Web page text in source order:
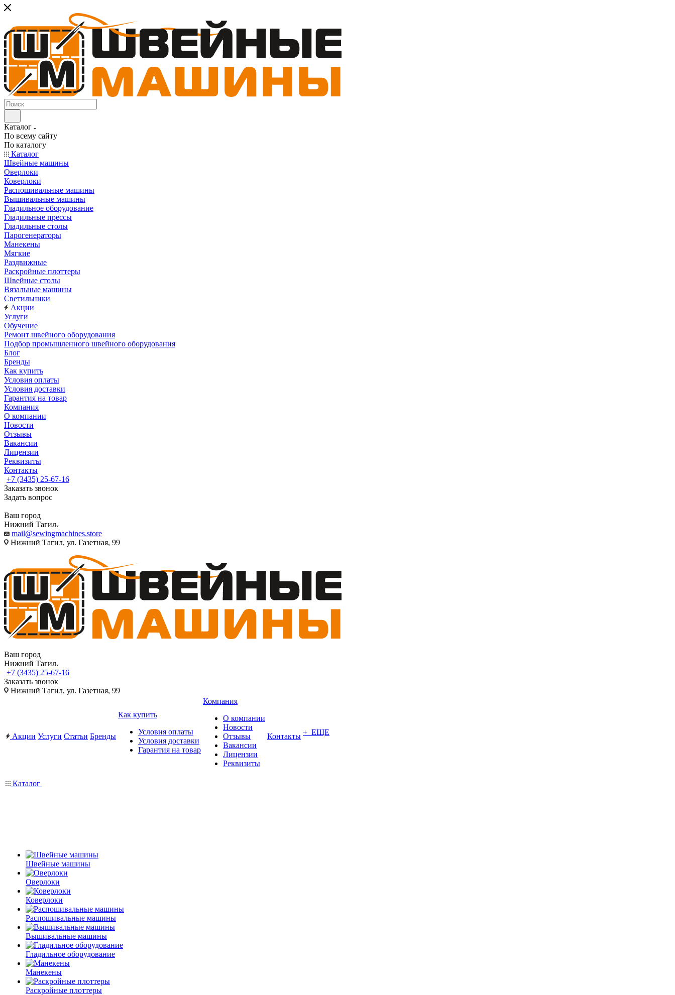
Каталог
По всему сайту
По каталогу
Каталог
Швейные машины
Оверлоки
Коверлоки
Распошивальные машины
Вышивальные машины
Гладильное оборудование
Гладильные прессы
Гладильные столы
Парогенераторы
Манекены
Мягкие
Раздвижные
Раскройные плоттеры
Швейные столы
Вязальные машины
Светильники
Акции
Услуги
Обучение
Ремонт швейного оборудования
Подбор промышленного швейного оборудования
Блог
Бренды
Как купить
Условия оплаты
Условия доставки
Гарантия на товар
Компания
О компании
Новости
Отзывы
Вакансии
Лицензии
Реквизиты
Контакты
+7 (3435) 25-67-16
Заказать звонок
Задать вопрос
Ваш город
Нижний Тагил
mail@sewingmachines.store
Нижний Тагил, ул. Газетная, 99
Ваш город
Нижний Тагил
+7 (3435) 25-67-16
Заказать звонок
Нижний Тагил, ул. Газетная, 99
Акции Услуги Статьи Бренды
Как купить
Условия оплаты
Условия доставки
Гарантия на товар
Компания
О компании
Новости
Отзывы
Вакансии
Лицензии
Реквизиты
Контакты + ЕЩЕ
Каталог
Швейные машины
Оверлоки
Коверлоки
Распошивальные машины
Вышивальные машины
Гладильное оборудование
Манекены
Раскройные плоттеры